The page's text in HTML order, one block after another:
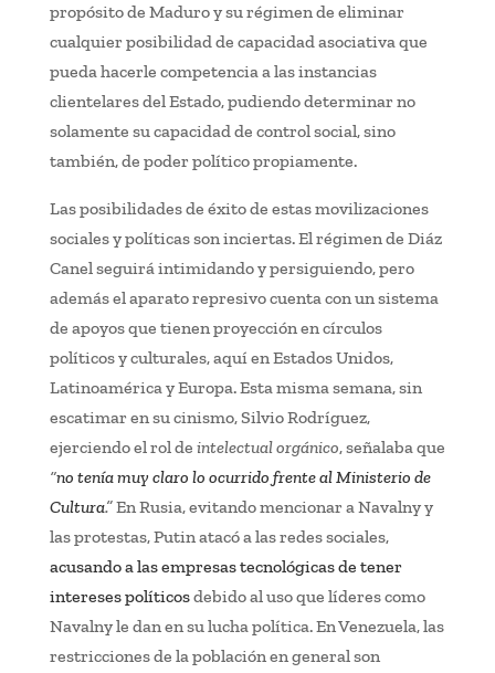
propósito de Maduro y su régimen de eliminar
cualquier posibilidad de capacidad asociativa que
pueda hacerle competencia a las instancias
clientelares del Estado, pudiendo determinar no
solamente su capacidad de control social, sino
también, de poder político propiamente.
Las posibilidades de éxito de estas movilizaciones
sociales y políticas son inciertas. El régimen de Diáz
Canel seguirá intimidando y persiguiendo, pero
además el aparato represivo cuenta con un sistema
de apoyos que tienen proyección en círculos
políticos y culturales, aquí en Estados Unidos,
Latinoamérica y Europa. Esta misma semana, sin
escatimar en su cinismo, Silvio Rodríguez,
ejerciendo el rol de intelectual orgánico, señalaba que
“no tenía muy claro lo ocurrido frente al Ministerio de
Cultura.”En Rusia, evitando mencionar a Navalny y
las protestas, Putin atacó a las redes sociales,
acusando a las empresas tecnológicas de tener
intereses políticosdebido al uso que líderes como
Navalny le dan en su lucha política. En Venezuela, las
restricciones de la población en general son